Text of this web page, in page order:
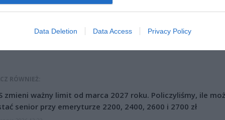
Data Deletion Data Access Privacy Policy
RÓWNIEŻ:
zmieni ważny limit od marca 2027 roku. Policzyliśmy, ile
senior przy emeryturze 2200, 2400, 2600 i 2700 zł